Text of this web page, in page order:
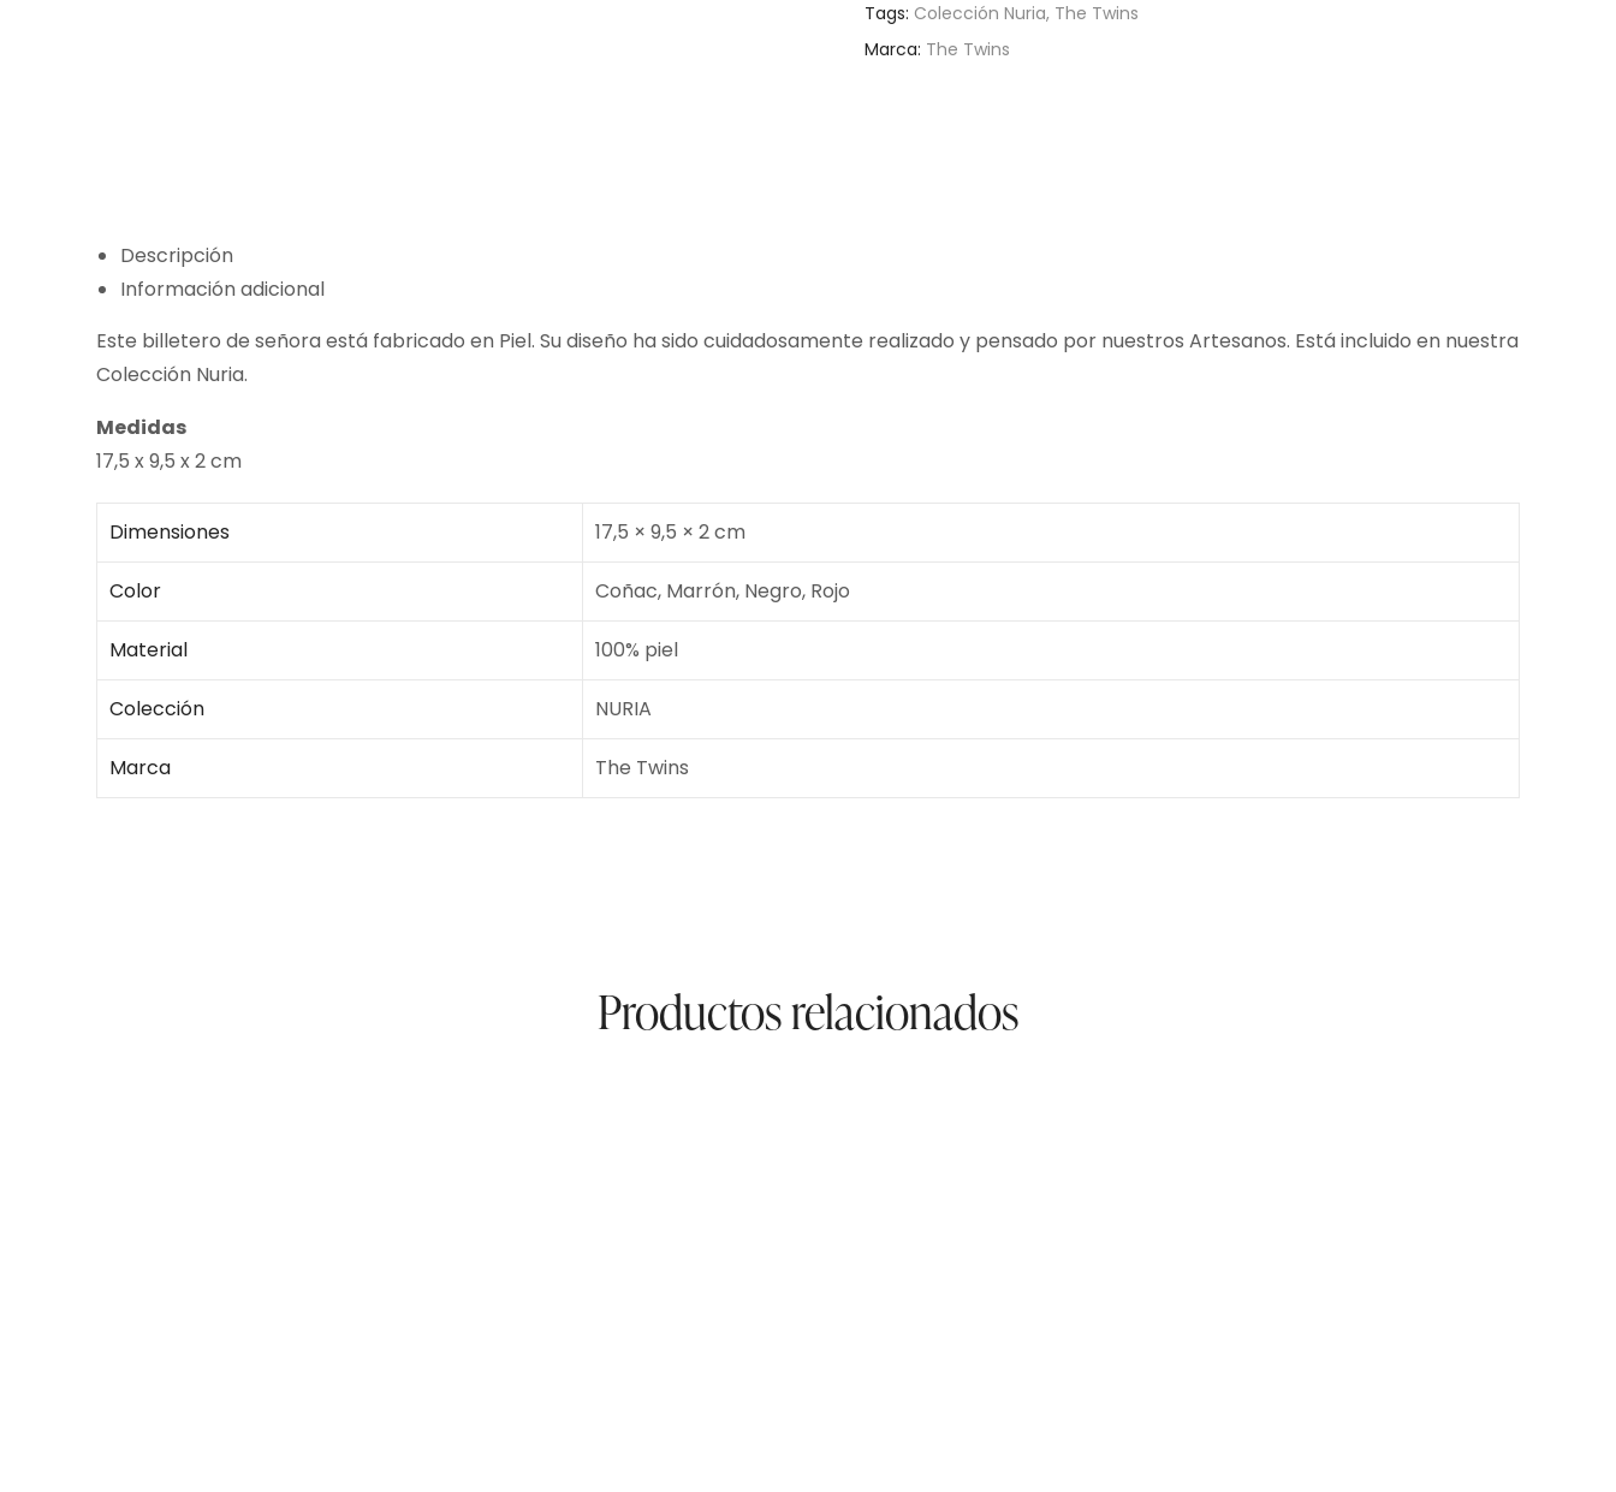
Tags: Colección Nuria, The Twins
Marca: The Twins
Descripción
Información adicional
Este billetero de señora está fabricado en Piel. Su diseño ha sido cuidadosamente realizado y pensado por nuestros Artesanos. Está incluido en nuestra
Colección Nuria.
Medidas
17,5 x 9,5 x 2 cm
Dimensiones 17,5 × 9,5 × 2 cm
Color Coñac, Marrón, Negro, Rojo
Material 100% piel
Colección NURIA
Marca The Twins
Productos relacionados